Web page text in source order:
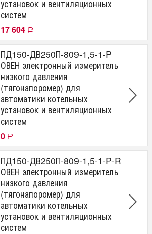
установок и вентиляционных
систем
17 604 Р
ПД150-ДВ250П-809-1,5-1-P
ОВЕН электронный измеритель
низкого давления
(тягонапоромер) для
автоматики котельных
установок и вентиляционных
систем
0 Р
ПД150-ДВ250П-809-1,5-1-P-R
ОВЕН электронный измеритель
низкого давления
(тягонапоромер) для
автоматики котельных
установок и вентиляционных
систем